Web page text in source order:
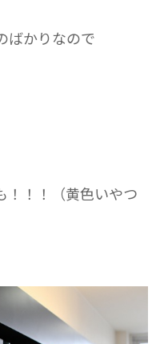
ばかりなので
！！！（黄色いやつ